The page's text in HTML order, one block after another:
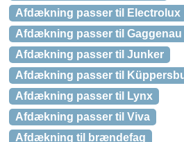
Afdækning passer til Electrolux
Afdækning passer til Gaggenau
Afdækning passer til Junker
Afdækning passer til
Afdækning passer til Lynx
Afdækning passer til Viva
Afdækning til brændefag